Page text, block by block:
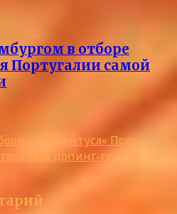
в отборе
Португалии самой
«Ювентуса» Поль
допинг‑тест |